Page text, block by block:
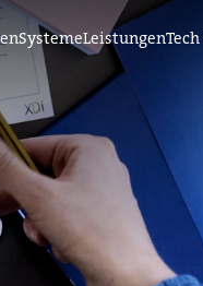
SystemeLeistungen